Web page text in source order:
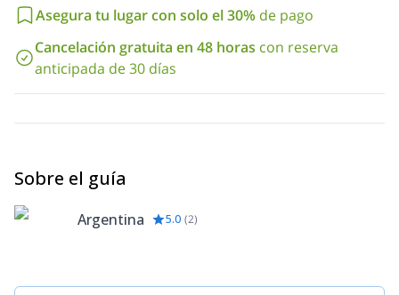
a la cumbre. En el Cerro Bonete, encontraremos una vista
espectacular de la Pared Oeste del Aconcagua. Finalmente, en el
día 14, se conquistará el alcance de la cumbre. Cada día, las
actividades no durarán más de 7 horas.
Asegura tu lugar con solo el 30% de pago
Cancelación gratuita en 48 horas con reserva
anticipada de 30 días
Sobre el guía
Argentina 5.0 (2)